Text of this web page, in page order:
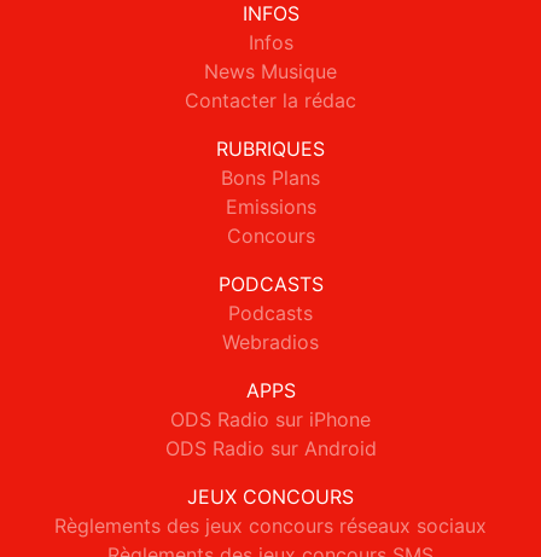
INFOS
Infos
News Musique
Contacter la rédac
RUBRIQUES
Bons Plans
Emissions
Concours
PODCASTS
Podcasts
Webradios
APPS
ODS Radio sur iPhone
ODS Radio sur Android
JEUX CONCOURS
Règlements des jeux concours réseaux sociaux